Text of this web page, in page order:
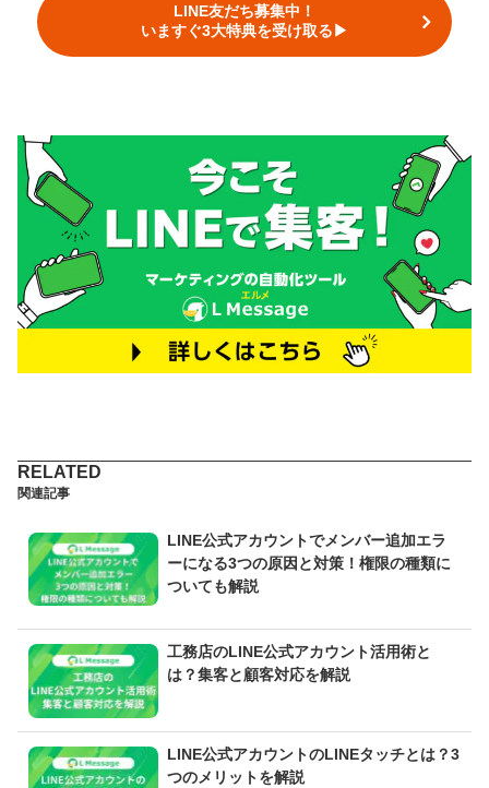
LINE友だち募集中！
いますぐ3大特典を受け取る▶︎
関連記事
LINE公式アカウントでメンバー追加エラ
ーになる3つの原因と対策！権限の種類に
ついても解説
工務店のLINE公式アカウント活用術と
は？集客と顧客対応を解説
LINE公式アカウントのLINEタッチとは？3
つのメリットを解説